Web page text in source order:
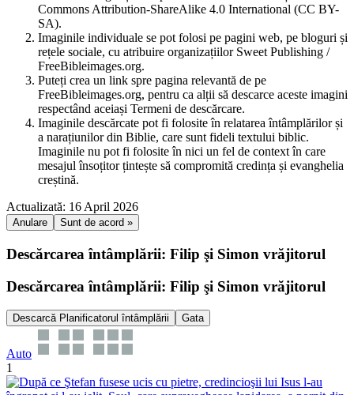
Commons Attribution-ShareAlike 4.0 International (CC BY-
SA).
Imaginile individuale se pot folosi pe pagini web, pe bloguri și
rețele sociale, cu atribuire organizațiilor Sweet Publishing /
FreeBibleimages.org.
Puteți crea un link spre pagina relevantă de pe
FreeBibleimages.org, pentru ca alții să descarce aceste imagini
respectând aceiași Termeni de descărcare.
Imaginile descărcate pot fi folosite în relatarea întâmplărilor și
a narațiunilor din Biblie, care sunt fideli textului biblic.
Imaginile nu pot fi folosite în nici un fel de context în care
mesajul însoțitor țintește să compromită credința și evanghelia
creștină.
Actualizată: 16 April 2026
Anulare Sunt de acord »
Descărcarea întâmplării: Filip şi Simon vrăjitorul
Descărcarea întâmplării: Filip şi Simon vrăjitorul
Descarcă Planificatorul întâmplării Gata
Auto
1